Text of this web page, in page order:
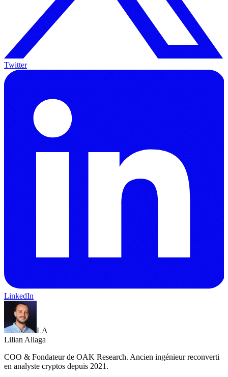
Twitter
LinkedIn
LA
Lilian Aliaga
COO & Fondateur de OAK Research. Ancien ingénieur reconverti
en analyste cryptos depuis 2021.